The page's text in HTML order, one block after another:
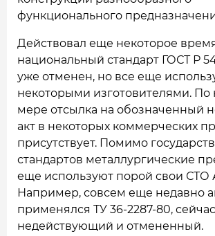
функционального
Действовал еще некоторое
национальный стандарт ГОСТ Р
уже отменен, но все еще
некоторыми изготовителями. По
мере отсылка на обозначенный
акт в некоторых коммерческих
присутствует. Помимо
стандартов металлургические
еще используют порой свои СТО
Например, совсем еще недавно
применялся ТУ 36-2287-80,
недействующий и отмененный.